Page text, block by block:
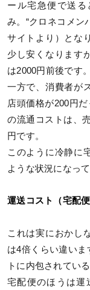
ール宅急便で送る
み。“クロネコメン
サイトより）とな
少し安くなります
は2000円前後です。
一方で、消費者が
店頭価格が200円
の流通コストは、
円です。
このように冷静に
ような状況になっ
運送コスト（宅配
これは実におかし
は4倍くらい違い
トに内包されてい
宅配便のほうは運